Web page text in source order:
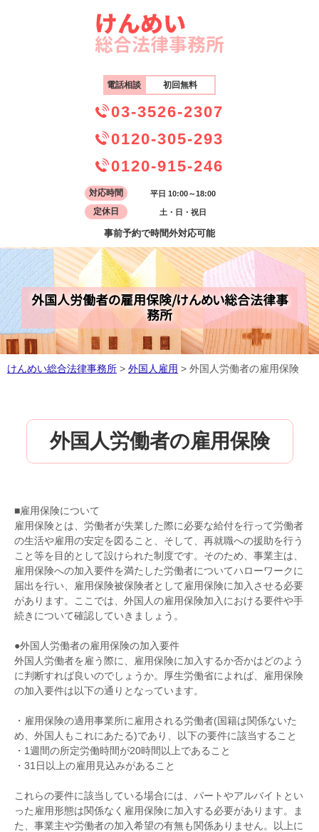
電話相談 初回無料
03-3526-2307
0120-305-293
0120-915-246
対応時間 平日 10:00～18:00
定休日 土・日・祝日
事前予約で時間外対応可能
外国人労働者の雇用保険/けんめい総合法律事
務所
けんめい総合法律事務所 > 外国人雇用 > 外国人労働者の雇用保険
外国人労働者の雇用保険
■雇用保険について
雇用保険とは、労働者が失業した際に必要な給付を行って労働者
の生活や雇用の安定を図ること、そして、再就職への援助を行う
こと等を目的として設けられた制度です。そのため、事業主は、
雇用保険への加入要件を満たした労働者についてハローワークに
届出を行い、雇用保険被保険者として雇用保険に加入させる必要
があります。ここでは、外国人の雇用保険加入における要件や手
続きについて確認していきましょう。
●外国人労働者の雇用保険の加入要件
外国人労働者を雇う際に、雇用保険に加入するか否かはどのよう
に判断すれば良いのでしょうか。厚生労働省によれば、雇用保険
の加入要件は以下の通りとなっています。
・雇用保険の適用事業所に雇用される労働者(国籍は関係ないた
め、外国人もこれにあたる)であり、以下の要件に該当すること
・1週間の所定労働時間が20時間以上であること
・31日以上の雇用見込みがあること
これらの要件に該当している場合には、パートやアルバイトとい
った雇用形態は関係なく雇用保険に加入する必要があります。ま
た、事業主や労働者の加入希望の有無も関係ありません。以上に